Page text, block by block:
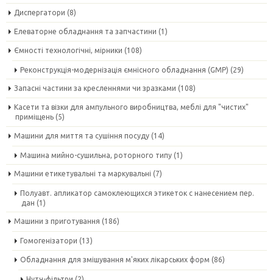
Диспергатори (8)
Елеваторне обладнання та запчастини (1)
Ємності технологічні, мірники (108)
Реконструкція-модернізація ємнісного обладнання (GMP) (29)
Запасні частини за кресленнями чи зразками (108)
Касети та візки для ампульного виробництва, меблі для "чистих"
приміщень (5)
Машини для миття та сушіння посуду (14)
Машина мийно-сушильна, роторного типу (1)
Машини етикетувальні та маркувальні (7)
Полуавт. апликатор самоклеющихся этикеток с нанесением пер.
дан (1)
Машини з приготування (186)
Гомогенізатори (13)
Обладнання для змішування м'яких лікарських форм (86)